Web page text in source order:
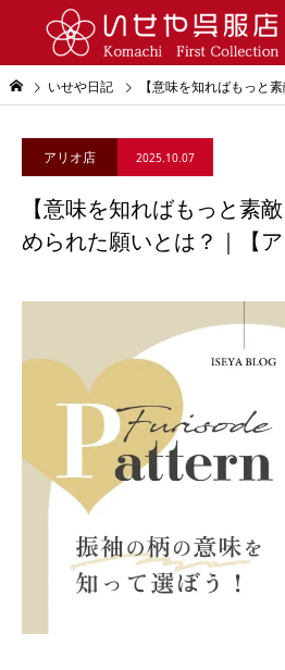
いせや日記 【意味を知ればもっと素敵！】振袖
アリオ店 2025.10.07
【意味を知ればもっと素
められた願いとは？｜【ア